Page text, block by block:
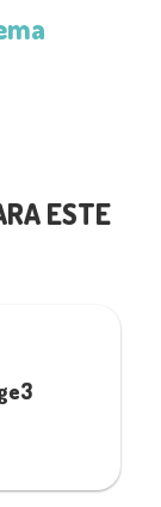
ESTE